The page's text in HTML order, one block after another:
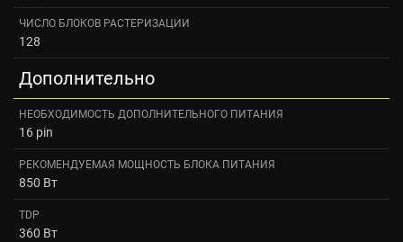
ЧИСЛО БЛОКОВ РАСТЕРИЗАЦИИ
128
Дополнительно
НЕОБХОДИМОСТЬ ДОПОЛНИТЕЛЬНОГО ПИТАНИЯ
16 pin
РЕКОМЕНДУЕМАЯ МОЩНОСТЬ БЛОКА ПИТАНИЯ
850 Вт
TDP
360 Вт